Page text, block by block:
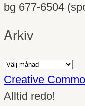
bg 677-6504
Arkiv
Arkiv
Creative
Alltid redo!